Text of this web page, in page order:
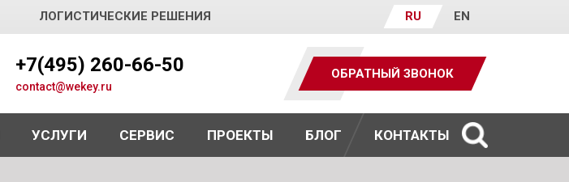
ЛОГИСТИЧЕСКИЕ РЕШЕНИЯ RU EN
+7(495) 260-66-50
contact@wekey.ru
ОБРАТНЫЙ ЗВОНОК
УСЛУГИ СЕРВИС ПРОЕКТЫ БЛОГ КОНТАКТЫ